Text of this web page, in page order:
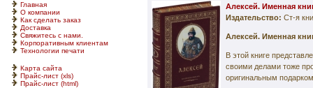
Главная
О компании
Как сделать заказ
Доставка
Свяжитесь с нами.
Корпоративным клиентам
Технологии печати
Карта сайта
Прайс-лист (xls)
Прайс-лист (html)
Алексей. Именная
Издательство: Ст-я
Алексей. Именная
В этой книге
своими делами тоже
оригинальным